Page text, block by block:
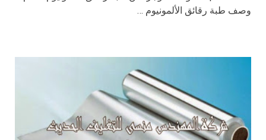
وصف طبة رقائق الألمونيوم …